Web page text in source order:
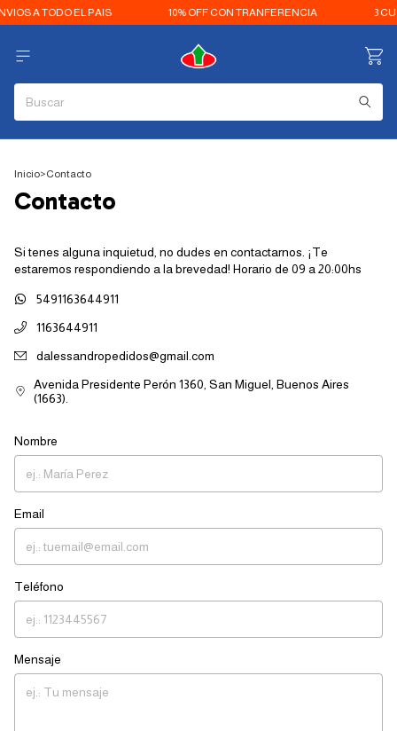
A TODO EL PAIS 10% OFF CON TRANFERENCIA 3
Inicio>Contacto
Contacto
Si tenes alguna inquietud, no dudes en contactarnos. ¡Te
estaremos respondiendo a la brevedad! Horario de 09 a 20:00hs
5491163644911
1163644911
dalessandropedidos@gmail.com
Avenida Presidente Perón 1360, San Miguel, Buenos Aires
(1663).
Nombre
Email
Teléfono
Mensaje